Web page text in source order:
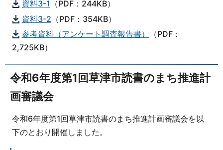
資料3-1 （PDF：244KB）
資料3-2 （PDF：354KB）
参考資料（アンケート調査報告書）
（PDF：
2,725KB）
令和6年度第1回草津市読書のまち推進計
画審議会
令和6年度第1回草津市読書のまち推進計画審議会を以
下のとおり開催しました。